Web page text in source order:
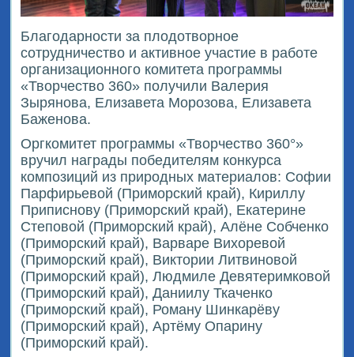
Благодарности за плодотворное
сотрудничество и активное участие в работе
организационного комитета программы
«Творчество 360» получили Валерия
Зырянова, Елизавета Морозова, Елизавета
Баженова.
Оргкомитет программы «Творчество 360°»
вручил награды победителям конкурса
композиций из природных материалов: Софии
Парфирьевой (Приморский край), Кириллу
Приписнову (Приморский край), Екатерине
Степовой (Приморский край), Алёне Собченко
(Приморский край), Варваре Вихоревой
(Приморский край), Виктории Литвиновой
(Приморский край), Людмиле Девятеримковой
(Приморский край), Даниилу Ткаченко
(Приморский край), Роману Шинкарёву
(Приморский край), Артёму Опарину
(Приморский край).